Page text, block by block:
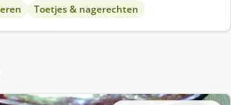
Toetjes & nagerechten